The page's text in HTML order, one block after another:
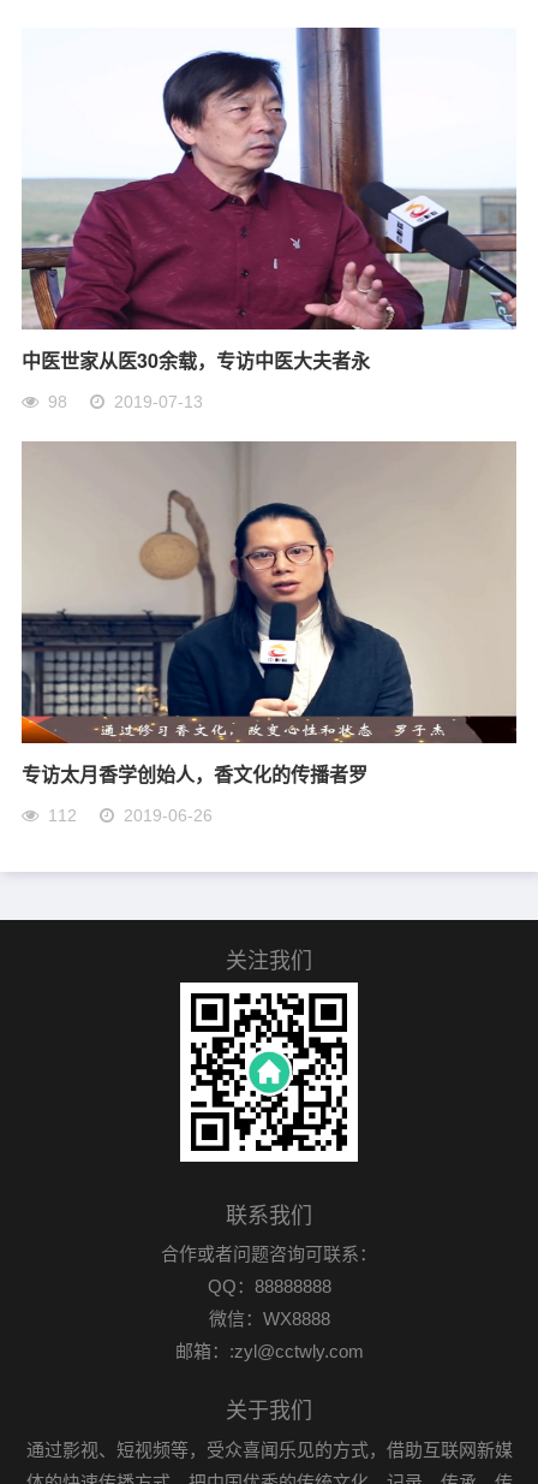
中医世家从医30余载，专访中医大夫者永
98 2019-07-13
专访太月香学创始人，香文化的传播者罗
112 2019-06-26
关注我们
联系我们
合作或者问题咨询可联系：
QQ：88888888
微信：WX8888
邮箱：:zyl@cctwly.com
关于我们
通过影视、短视频等，受众喜闻乐见的方式，借助互联网新媒